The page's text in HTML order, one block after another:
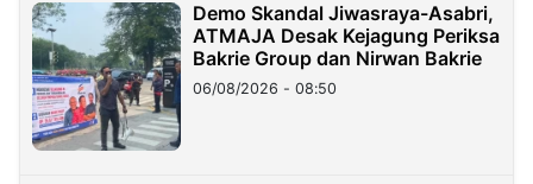
Demo Skandal Jiwasraya-Asabri,
ATMAJA Desak Kejagung Periksa
Bakrie Group dan Nirwan Bakrie
06/08/2026 - 08:50